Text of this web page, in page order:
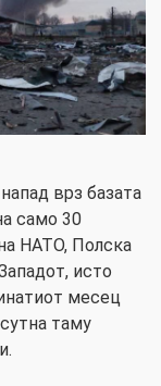
врз базата
само 30
НАТО, Полска
исто
месец
таму